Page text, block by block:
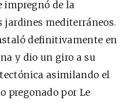
impregnó de la
jardines mediterráneos.
definitivamente en
y dio un giro a su
asimilando el
pregonado por Le